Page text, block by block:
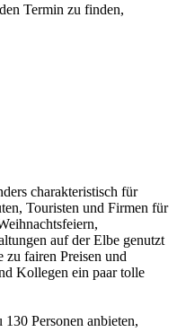
Termin zu finden,
charakteristisch für
Touristen und Firmen für
auf der Elbe genutzt
zu fairen Preisen und
Kollegen ein paar tolle
Personen anbieten,